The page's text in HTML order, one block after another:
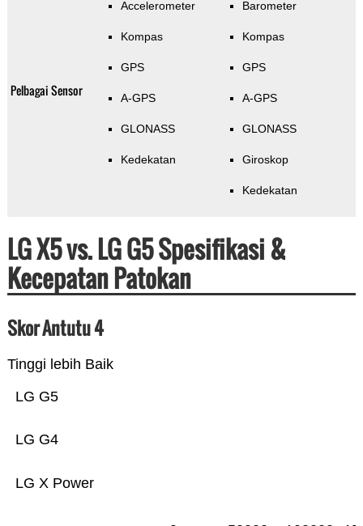
Pelbagai Sensor
Accelerometer
Kompas
GPS
A-GPS
GLONASS
Kedekatan
Barometer
Kompas
GPS
A-GPS
GLONASS
Giroskop
Kedekatan
LG X5 vs. LG G5 Spesifikasi &
Kecepatan Patokan
Skor Antutu 4
Tinggi lebih Baik
LG X Power
LG G4
LG G5